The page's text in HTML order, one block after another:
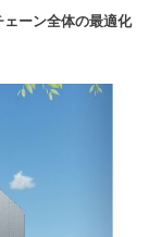
ェーン全体の最適化